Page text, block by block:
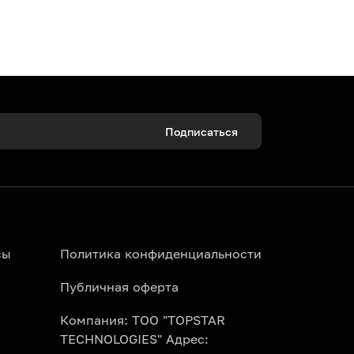
в Алматы на платформе
Подписаться
Политика конфиденциальности
Публичная оферта
Компания: ТОО "TOPSTAR
TECHNOLOGIES" Адрес: